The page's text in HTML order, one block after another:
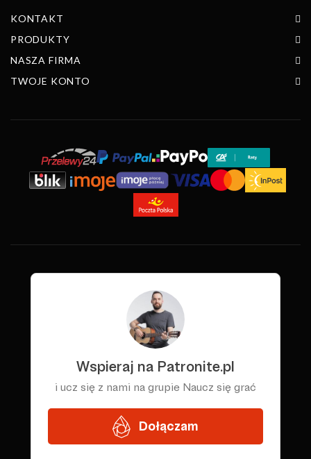
KONTAKT
PRODUKTY
NASZA FIRMA
TWOJE KONTO